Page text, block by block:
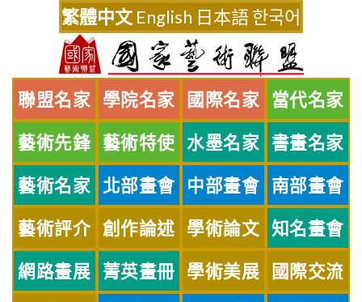
繁體中文 English 日本語한국어
聯盟名家 學院名家 國際名家 當代名家
藝術先鋒 藝術特使 水墨名家 書畫名家
藝術名家 北部畫會 中部畫會 南部畫會
藝術評介 創作論述 學術論文 知名畫會
網路畫展 菁英畫冊 學術美展 國際交流